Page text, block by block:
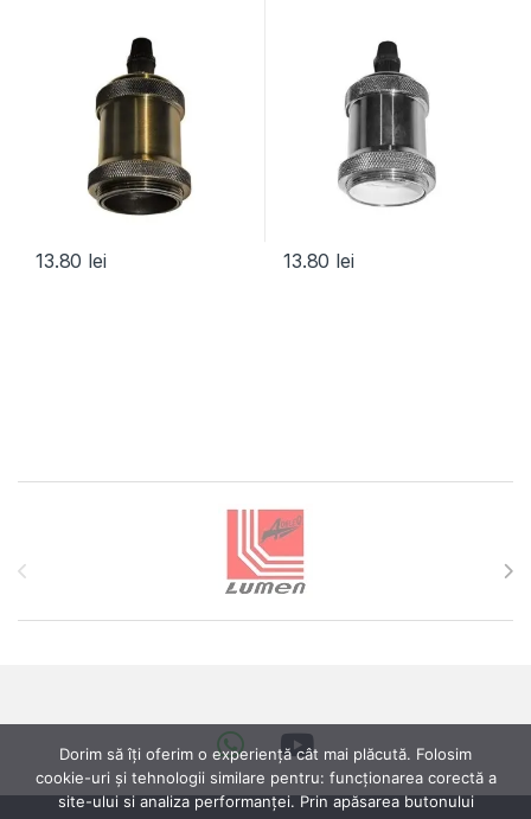
13.80 lei 13.80 lei
Dorim să îți oferim o experiență cât mai plăcută. Folosim
cookie-uri și tehnologii similare pentru: funcționarea corectă a
site-ului si analiza performanței. Prin apăsarea butonului